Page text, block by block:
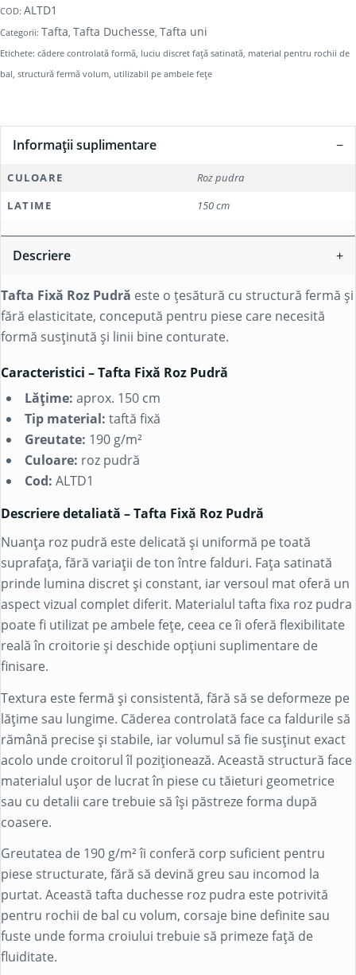
COD: ALTD1
Categorii: Tafta Tafta Duchesse Tafta uni
Etichete: cădere controlată formă luciu discret față satinată material pentru rochii de
bal structură fermă volum utilizabil pe ambele fețe
Descriere
Tafta Fixă Roz Pudră este o țesătură cu structură fermă și
fără elasticitate, concepută pentru piese care necesită
formă susținută și linii bine conturate.
Caracteristici – Tafta Fixă Roz Pudră
Lățime: aprox. 150 cm
Tip material: taftă fixă
Greutate: 190 g/m²
Culoare: roz pudră
Cod: ALTD1
Descriere detaliată – Tafta Fixă Roz Pudră
Nuanța roz pudră este delicată și uniformă pe toată
suprafața, fără variații de ton între falduri. Fața satinată
prinde lumina discret și constant, iar versoul mat oferă un
aspect vizual complet diferit. Materialul tafta fixa roz pudra
poate fi utilizat pe ambele fețe, ceea ce îi oferă flexibilitate
reală în croitorie și deschide opțiuni suplimentare de
finisare.
Textura este fermă și consistentă, fără să se deformeze pe
lățime sau lungime. Căderea controlată face ca faldurile să
rămână precise și stabile, iar volumul să fie susținut exact
acolo unde croitorul îl poziționează. Această structură face
materialul ușor de lucrat în piese cu tăieturi geometrice
sau cu detalii care trebuie să își păstreze forma după
coasere.
Greutatea de 190 g/m² îi conferă corp suficient pentru
piese structurate, fără să devină greu sau incomod la
purtat. Această tafta duchesse roz pudra este potrivită
pentru rochii de bal cu volum, corsaje bine definite sau
fuste unde forma croiului trebuie să primeze față de
fluiditate.
Informații suplimentare
CULOARE
Roz pudra
LATIME
150 cm